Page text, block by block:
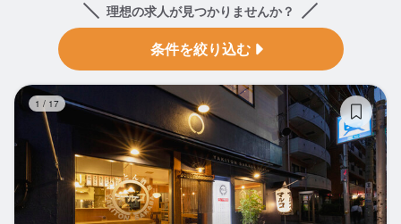
理想の求人が見つかりませんか？
条件を絞り込む
1 / 17